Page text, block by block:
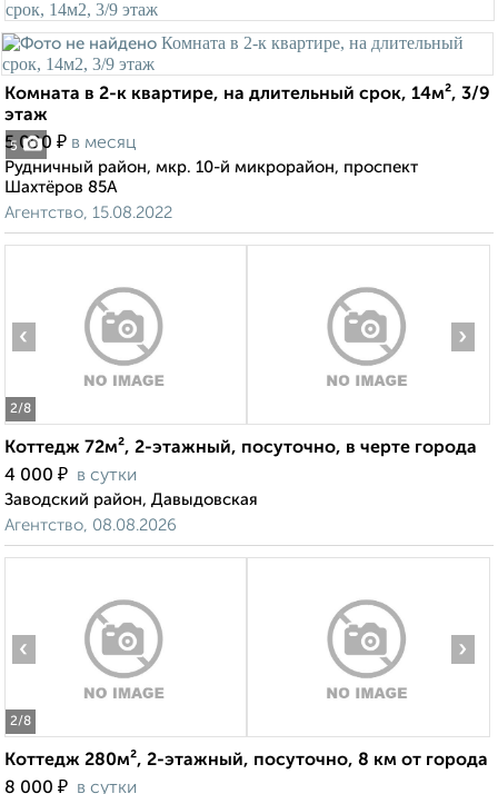
5
Комната в 2-к квартире, на длительный срок, 14м², 3/9
этаж
5 000 ₽ в месяц
Рудничный район, мкр. 10-й микрорайон, проспект
Шахтёров 85А
Агентство, 15.08.2022
2/8
‹ ›
Коттедж 72м², 2-этажный, посуточно, в черте города
4 000 ₽ в сутки
Заводский район, Давыдовская
Агентство, 08.08.2026
2/8
‹ ›
Коттедж 280м², 2-этажный, посуточно, 8 км от города
8 000 ₽ в сутки